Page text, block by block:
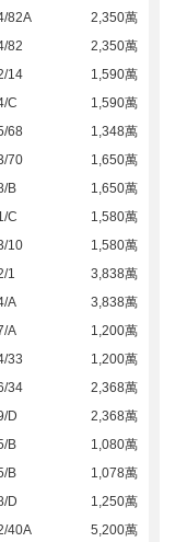
82A
2,350萬
82
2,350萬
14
1,590萬
C
1,590萬
68
1,348萬
70
1,650萬
B
1,650萬
C
1,580萬
10
1,580萬
1
3,838萬
A
3,838萬
A
1,200萬
33
1,200萬
34
2,368萬
D
2,368萬
B
1,080萬
B
1,078萬
D
1,250萬
40A 5,200萬